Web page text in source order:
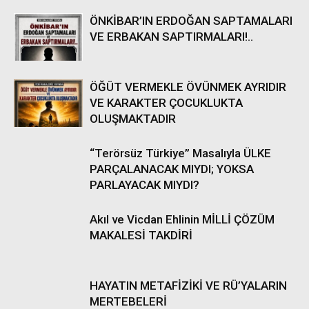
ÖNKİBAR’IN ERDOĞAN SAPTAMALARI
VE ERBAKAN SAPTIRMALARI!..
ÖĞÜT VERMEKLE ÖVÜNMEK AYRIDIR
VE KARAKTER ÇOCUKLUKTA
OLUŞMAKTADIR
“Terörsüz Türkiye” Masalıyla ÜLKE
PARÇALANACAK MIYDI; YOKSA
PARLAYACAK MIYDI?
Akıl ve Vicdan Ehlinin MİLLİ ÇÖZÜM
MAKALESİ TAKDİRİ
HAYATIN METAFİZİKİ VE RÜ’YALARIN
MERTEBELERİ